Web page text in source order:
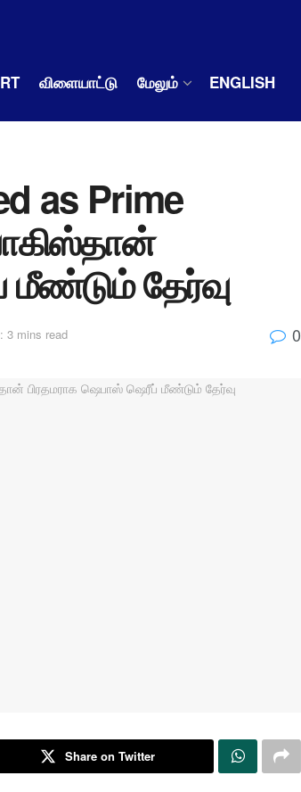
விளையாட்டு மேலும் ENGLISH
as Prime
தேர்வு
3 mins read 0
Share on Twitter